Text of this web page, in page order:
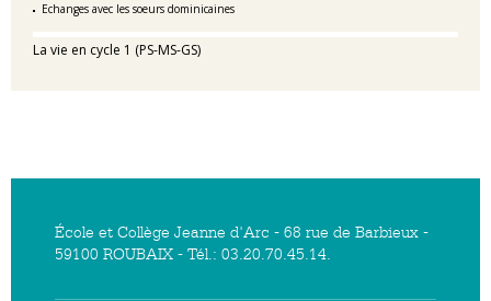
Echanges avec les soeurs dominicaines
La vie en cycle 1 (PS-MS-GS)
École et Collège Jeanne d'Arc - 68 rue de Barbieux -
59100 ROUBAIX - Tél.: 03.20.70.45.14.